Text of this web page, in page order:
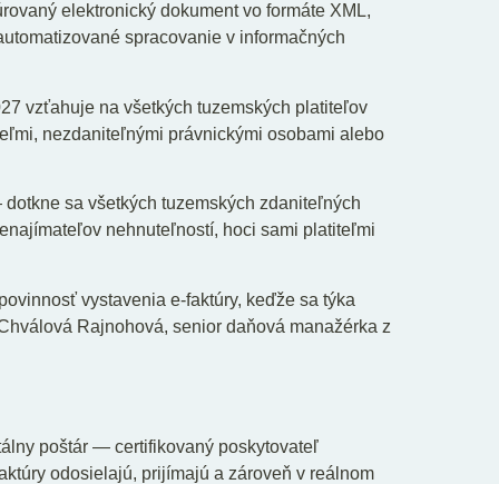
elektronický dokument vo formáte XML,
spracovanie v informačných
vzťahuje na všetkých tuzemských platiteľov
nezdaniteľnými právnickými osobami alebo
sa všetkých tuzemských zdaniteľných
nehnuteľností, hoci sami platiteľmi
vystavenia e-faktúry, keďže sa týka
Rajnohová, senior daňová manažérka z
poštár — certifikovaný poskytovateľ
odosielajú, prijímajú a zároveň v reálnom